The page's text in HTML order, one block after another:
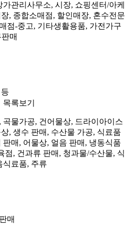
관리사무소, 시장, 쇼핑센터/아케
, 종합소매점, 할인매장, 혼수전문
점-중고, 기타생활용품, 가전가구
매
목록보기
물가공, 건어물상, 드라이아이스
, 생수 판매, 수산물 가공, 식료품
매, 어물상, 얼음 판매, 냉동식품
점, 건과류 판매, 청과물/수산물, 식
식료품, 주류
매